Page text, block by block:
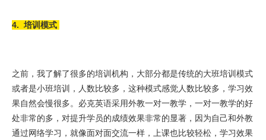
4. 培训模式
之前，我了解了很多的培训机构，大部分都是传统的大班培训模式
或者是小班培训，人数比较多，这种模式感觉人数比较多，学习效
果自然会慢很多。必克英语采用外教一对一教学，一对一教学的好
处非常的多，对提升学员的成绩效果非常的显著，因为自己和外教
通过网络学习，就像面对面交流一样，上课也比较轻松，学习效果